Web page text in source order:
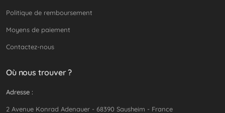
Politique de remboursement
Moyens de paiement
Contactez-nous
Où nous trouver ?
Adresse :
2 Avenue Konrad Adenauer - 68390 Sausheim - France